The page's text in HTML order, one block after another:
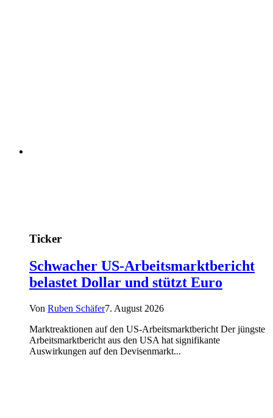
Ticker
Schwacher US-Arbeitsmarktbericht
belastet Dollar und stützt Euro
Von Ruben Schäfer7. August 2026
Marktreaktionen auf den US-Arbeitsmarktbericht Der jüngste
Arbeitsmarktbericht aus den USA hat signifikante
Auswirkungen auf den Devisenmarkt...